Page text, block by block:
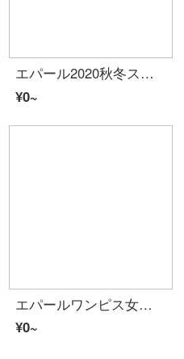
エパール2020秋冬スタイルレイト長袖ニットセーター超仙気ガーゼ半身スカート2点セクト仙女ワンピスレンコンピンクセトXL
¥0~
エパールワンピス女子小众の中に、长いニットセーターを羽織って膝越しにワンピスの2つのセットをセクトスカートと秋冬に厚めにした2つのセクト女子アンズ色の毛のスカート+ガータースカートL
¥0~